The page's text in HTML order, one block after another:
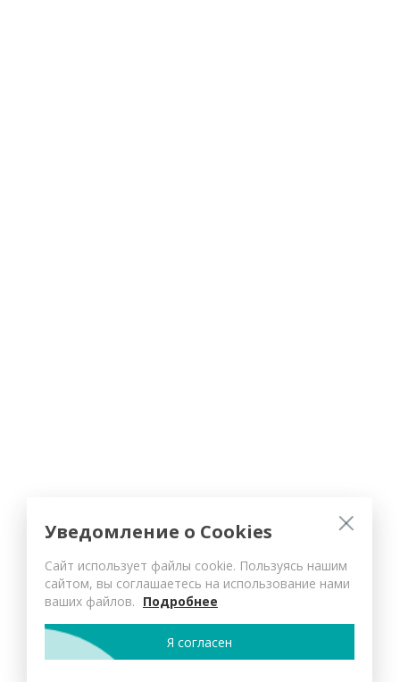
Уведомление о Cookies
Сайт использует файлы cookie. Пользуясь нашим
сайтом, вы соглашаетесь на использование нами
ваших файлов. Подробнее
Я согласен